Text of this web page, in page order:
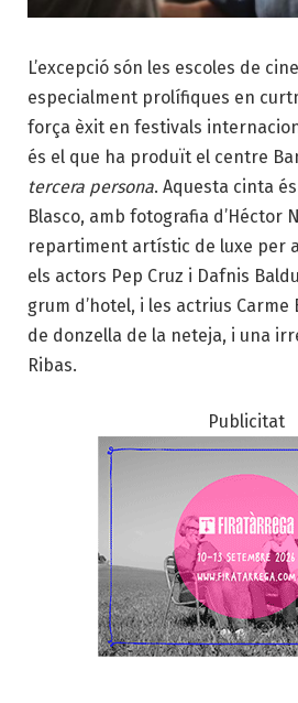
L’excepció són les escoles de
especialment prolífiques en
força èxit en festivals
és el que ha produït el centre
tercera persona. Aquesta cinta
Blasco, amb fotografia d’Héctor
repartiment artístic de luxe per
els actors Pep Cruz i Dafnis
grum d’hotel, i les actrius
de donzella de la neteja, i una
Ribas.
Publicitat